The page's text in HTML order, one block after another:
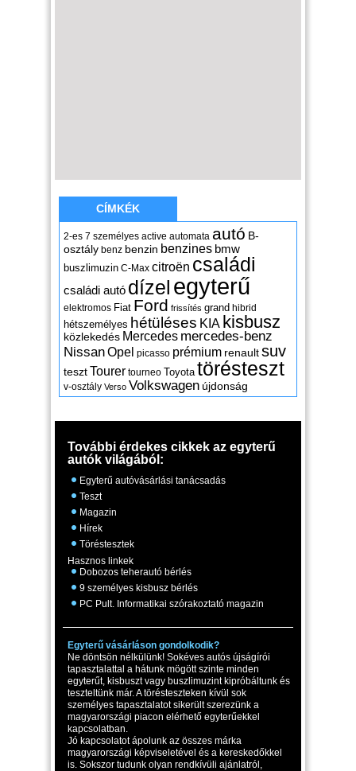
CÍMKÉK
2-es 7 személyes active automata autó B-
osztály benz benzin benzines bmw
buszlimuzin C-Max citroën családi
családi autó dízel egyterű
elektromos Fiat Ford frissítés grand hibrid
hétszemélyes hétüléses KIA kisbusz
közlekedés Mercedes mercedes-benz
NissanOpel picasso prémium renaultsuv
tesztTourer tourneo Toyota törésteszt
v-osztály Verso Volkswagen újdonság
További érdekes cikkek az egyterű
autók világából:
Egyterű autóvásárlási tanácsadás
Teszt
Magazin
Hírek
Töréstesztek
Hasznos linkek
Dobozos teherautó bérlés
9 személyes kisbusz bérlés
PC Pult. Informatikai szórakoztató magazin
Egyterű vásárláson gondolkodik?
Ne döntsön nélkülünk! Sokéves autós újságírói
tapasztalattal a hátunk mögött szinte minden
egyterűt, kisbuszt vagy buszlimuzint kipróbáltunk és
teszteltünk már. A törésteszteken kívül sok
személyes tapasztalatot sikerült szerezünk a
magyarországi piacon elérhető egyterűekkel
kapcsolatban.
Jó kapcsolatot ápolunk az összes márka
magyarországi képviseletével és a kereskedőkkel
is. Sokszor tudunk olyan rendkívüli ajánlatról,